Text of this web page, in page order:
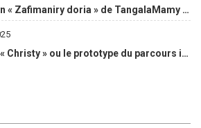
L’exposition « Zafimaniry doria » de TangalaMamy honore la mémoire d’un peuple malgache
TIFF 2025/ « Christy » ou le prototype du parcours initiatique